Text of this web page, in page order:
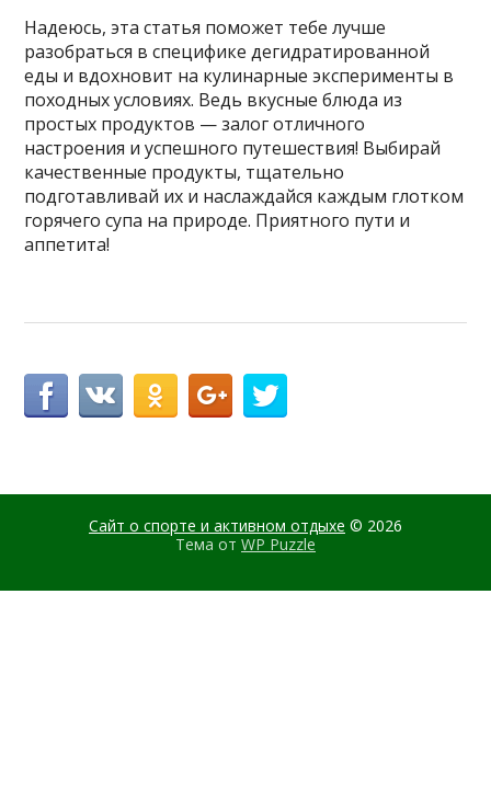
Надеюсь, эта статья поможет тебе лучше
разобраться в специфике дегидратированной
еды и вдохновит на кулинарные эксперименты в
походных условиях. Ведь вкусные блюда из
простых продуктов — залог отличного
настроения и успешного путешествия! Выбирай
качественные продукты, тщательно
подготавливай их и наслаждайся каждым глотком
горячего супа на природе. Приятного пути и
аппетита!
Сайт о спорте и активном отдыхе © 2026
Тема от WP Puzzle